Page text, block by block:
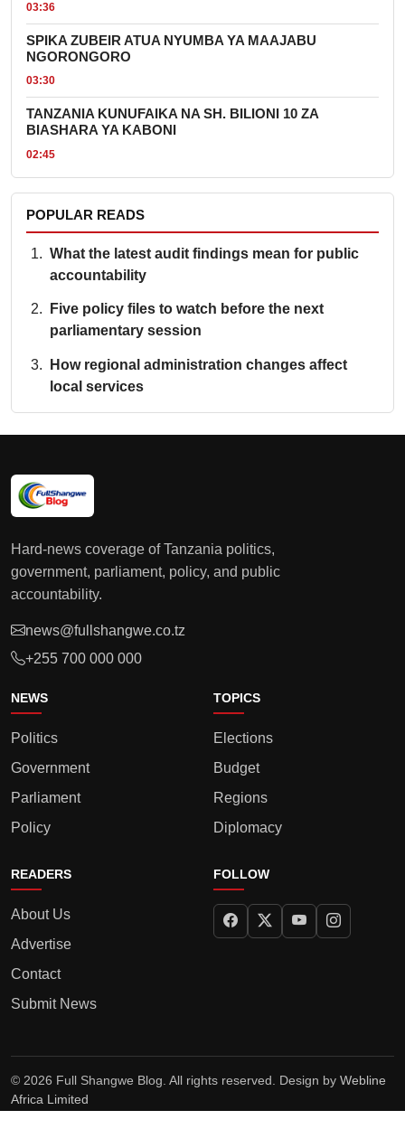
03:36
SPIKA ZUBEIR ATUA NYUMBA YA MAAJABU
NGORONGORO
03:30
TANZANIA KUNUFAIKA NA SH. BILIONI 10 ZA
BIASHARA YA KABONI
02:45
POPULAR READS
What the latest audit findings mean for public
accountability
Five policy files to watch before the next
parliamentary session
How regional administration changes affect
local services
Hard-news coverage of Tanzania politics,
government, parliament, policy, and public
accountability.
news@fullshangwe.co.tz
+255 700 000 000
NEWS
Politics
Government
Parliament
Policy
TOPICS
Elections
Budget
Regions
Diplomacy
READERS
About Us
Advertise
Contact
Submit News
FOLLOW
© 2026 Full Shangwe Blog. All rights reserved. Design by Webline
Africa Limited